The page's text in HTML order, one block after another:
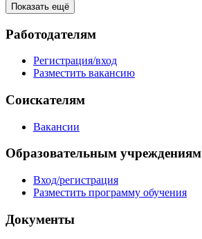
Показать ещё
Работодателям
Регистрация/вход
Разместить вакансию
Соискателям
Вакансии
Образовательным учреждениям
Вход/регистрация
Разместить программу обучения
Документы